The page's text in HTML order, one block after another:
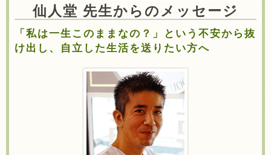
仙人堂 先生からのメッセージ
「私は一生このままなの？」という不安から抜
け出し、自立した生活を送りたい方へ